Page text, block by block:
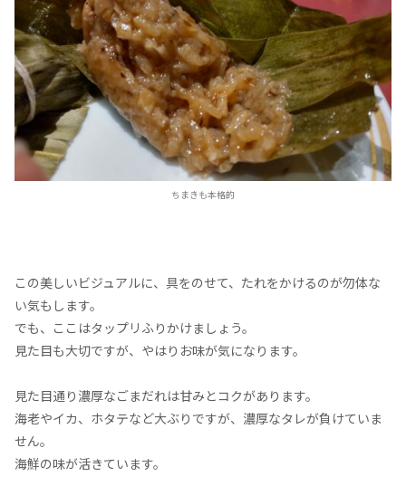
ちまきも本格的
この美しいビジュアルに、具をのせて、たれをかけるのが勿体な
い気もします。
でも、ここはタップリふりかけましょう。
見た目も大切ですが、やはりお味が気になります。
見た目通り濃厚なごまだれは甘みとコクがあります。
海老やイカ、ホタテなど大ぶりですが、濃厚なタレが負けていま
せん。
海鮮の味が活きています。